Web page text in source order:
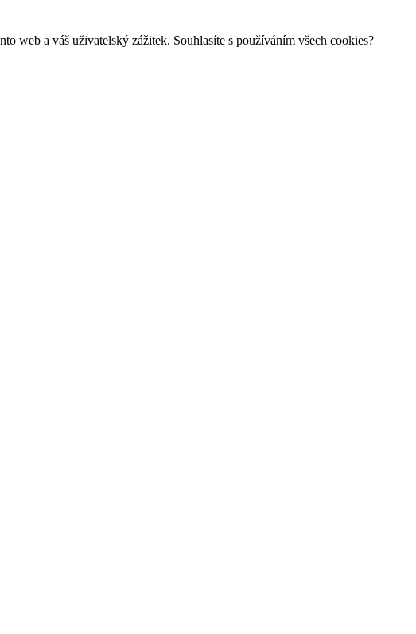
web a váš uživatelský zážitek. Souhlasíte s používáním všech cookies?